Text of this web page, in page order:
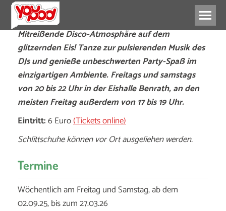
Mitreißende Disco-Atmosphäre auf dem
glitzernden Eis! Tanze zur pulsierenden Musik des
DJs und genieße unbeschwerten Party-Spaß im
einzigartigen Ambiente. Freitags und samstags
von 20 bis 22 Uhr in der Eishalle Benrath, an den
meisten Freitag außerdem von 17 bis 19 Uhr.
Eintritt:6 Euro(Tickets online)
Schlittschuhe können vor Ort ausgeliehen werden.
Termine
Wöchentlich am Freitag und Samstag, ab dem
02.09.25, bis zum 27.03.26